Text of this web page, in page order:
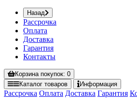
Назад
Рассрочка
Оплата
Доставка
Гарантия
Контакты
Корзинапокупок: 0
Каталог товаров Информация
Рассрочка Оплата Доставка Гарантия